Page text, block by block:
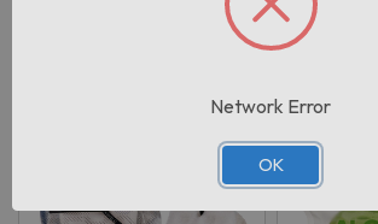
Prodotti correlati
Network Error
OK